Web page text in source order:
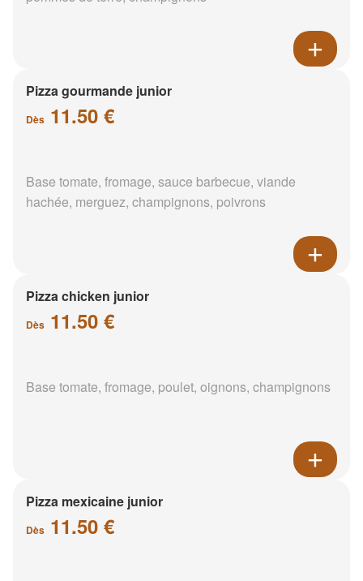
Pizza gourmande junior
Dès 11.50 €
Base tomate, fromage, sauce barbecue, viande
hachée, merguez, champignons, poivrons
Pizza chicken junior
Dès 11.50 €
Base tomate, fromage, poulet, oignons, champignons
Pizza mexicaine junior
Dès 11.50 €